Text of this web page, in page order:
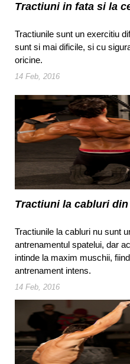
Tractiuni in fata si la
Tractiunile sunt un exercitiu
sunt si mai dificile, si cu
oricine.
14 Feb, 2016
Tractiuni la cabluri
Tractiunile la cabluri nu sunt
antrenamentul spatelui, dar
intinde la maxim muschii,
antrenament intens.
14 Feb, 2016